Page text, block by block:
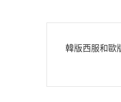
導
韓版西服和歐